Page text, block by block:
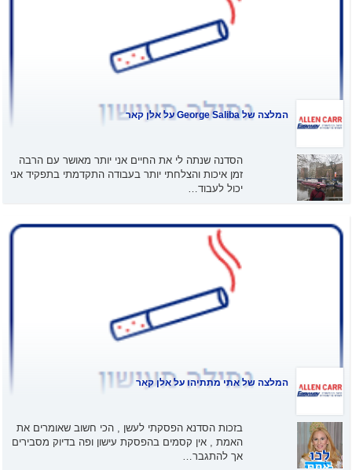
המלצה של על אלן קאר
הסדנה שנתה לי את החיים אני יותר מאושר עם הרבה
זמן איכות והצלחתי יותר בעבודה התקדמתי בתפקיד אני
יכול לעבוד…
המלצה של אתי מתתיהו על אלן קאר
בזכות הסדנא הפסקתי לעשן , הכי חשוב שאומרים את
האמת , אין קסמים בהפסקת עישון ופה בדיוק מסבירים
אך להתגבר…